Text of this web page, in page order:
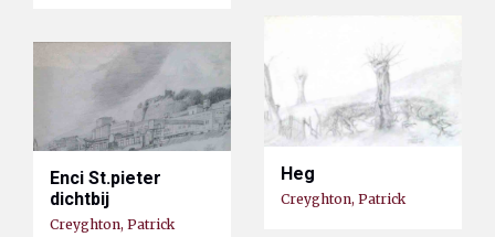
Heg
Creyghton, Patrick
Enci St.pieter
dichtbij
Creyghton, Patrick